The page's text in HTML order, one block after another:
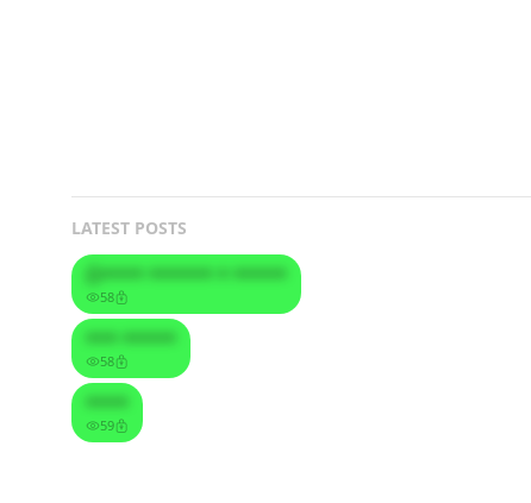
LATEST POSTS
Ó**** ****** * *****
58
*** *****
58
****
59